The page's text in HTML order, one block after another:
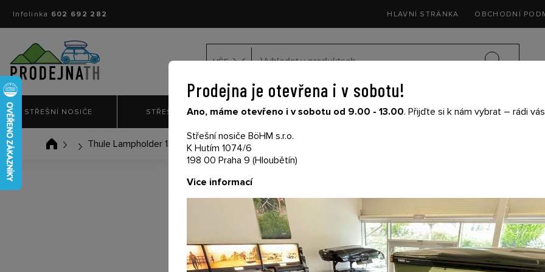
Infolinka 602 692 282 HLAVNÍ STRÁNKA OBCHODNÍ
VŠE
STŘEŠNÍ NOSIČE STŘEŠNÍ BOXY NOSIČE NA KOLA DĚTSKÉ KOČÁRKY
SEDAČKY DO
THULE
Thule Lampholder 13p R 52909
52909
Cena s DPH:
Prodejna je otevřena i v sobotu!
Ano, máme otevřeno i v sobotu od 9.00 - 13.00. Přijďte si k nám vybrat – rádi
Střešní nosiče BöHM s.r.o.
K Hutím 1074/6
198 00 Praha 9 (Hloubětín)
Vice informací